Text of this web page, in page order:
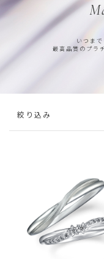
いつま
最高品質のプラ
絞り込み